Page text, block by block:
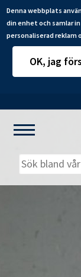
Denna webbplats
din enhet och samlar
personaliserad reklam
OK, jag
till
huvudinnehåll